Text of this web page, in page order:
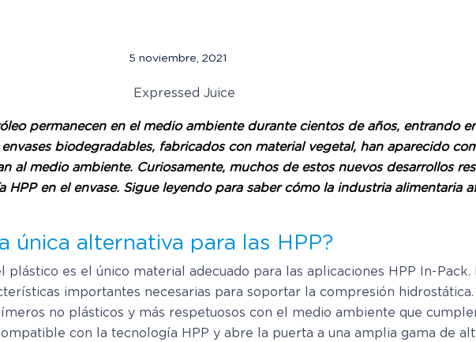
5 noviembre, 2021
permanecen en el medio ambiente durante cientos de años, entrando
biodegradables, fabricados con material vegetal, han aparecido
al medio ambiente. Curiosamente, muchos de estos nuevos desarrollos
en el envase. Sigue leyendo para saber cómo la industria alimentaria
única alternativa para las HPP?
plástico es el único material adecuado para las aplicaciones HPP In-Pack.
importantes necesarias para soportar la compresión hidrostática.
no plásticos y más respetuosos con el medio ambiente que
con la tecnología HPP y abre la puerta a una amplia gama de